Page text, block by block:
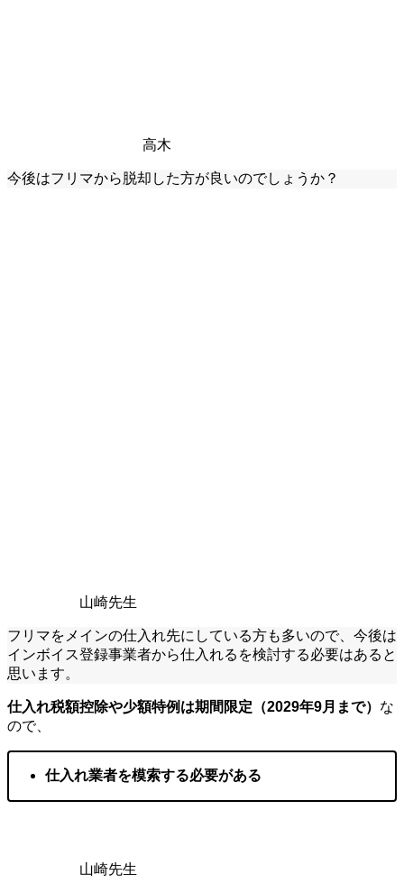
高木
今後はフリマから脱却した方が良いのでしょうか？
山崎先生
フリマをメインの仕入れ先にしている方も多いので、今後は
インボイス登録事業者から仕入れるを検討する必要はあると
思います。
仕入れ税額控除や少額特例は期間限定（2029年9月まで） な
ので、
仕入れ業者を模索する必要がある
山崎先生